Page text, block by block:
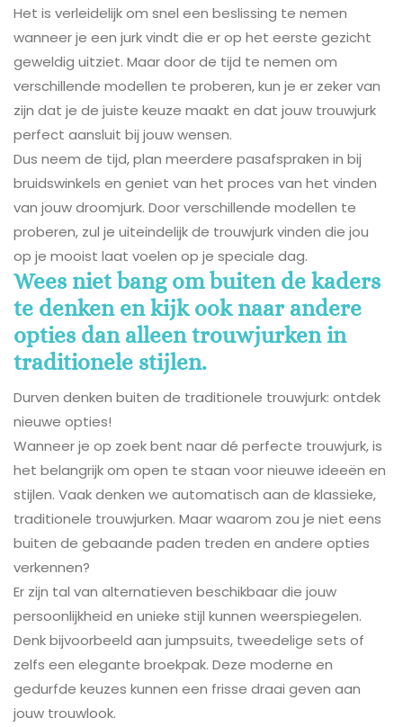
Het is verleidelijk om snel een beslissing te nemen
wanneer je een jurk vindt die er op het eerste gezicht
geweldig uitziet. Maar door de tijd te nemen om
verschillende modellen te proberen, kun je er zeker van
zijn dat je de juiste keuze maakt en dat jouw trouwjurk
perfect aansluit bij jouw wensen.
Dus neem de tijd, plan meerdere pasafspraken in bij
bruidswinkels en geniet van het proces van het vinden
van jouw droomjurk. Door verschillende modellen te
proberen, zul je uiteindelijk de trouwjurk vinden die jou
op je mooist laat voelen op je speciale dag.
Wees niet bang om buiten de kaders
te denken en kijk ook naar andere
opties dan alleen trouwjurken in
traditionele stijlen.
Durven denken buiten de traditionele trouwjurk: ontdek
nieuwe opties!
Wanneer je op zoek bent naar dé perfecte trouwjurk, is
het belangrijk om open te staan voor nieuwe ideeën en
stijlen. Vaak denken we automatisch aan de klassieke,
traditionele trouwjurken. Maar waarom zou je niet eens
buiten de gebaande paden treden en andere opties
verkennen?
Er zijn tal van alternatieven beschikbaar die jouw
persoonlijkheid en unieke stijl kunnen weerspiegelen.
Denk bijvoorbeeld aan jumpsuits, tweedelige sets of
zelfs een elegante broekpak. Deze moderne en
gedurfde keuzes kunnen een frisse draai geven aan
jouw trouwlook.